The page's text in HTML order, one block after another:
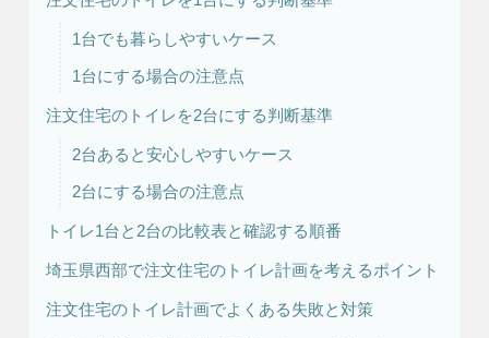
1台でも暮らしやすいケース
1台にする場合の注意点
注文住宅のトイレを2台にする判断基準
2台あると安心しやすいケース
2台にする場合の注意点
トイレ1台と2台の比較表と確認する順番
埼玉県西部で注文住宅のトイレ計画を考えるポイント
注文住宅のトイレ計画でよくある失敗と対策
アフターメンテナンス 安心保証制度
ブログ・コラム スタッフ紹介